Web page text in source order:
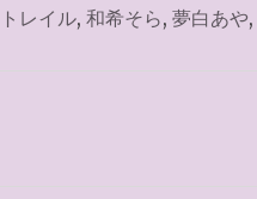
レイル, 和希そら, 夢白あや,